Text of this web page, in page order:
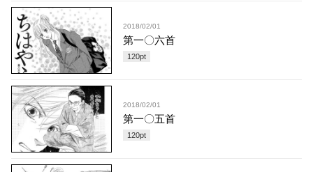
2018/02/01
第一〇六首
120pt
2018/02/01
第一〇五首
120pt